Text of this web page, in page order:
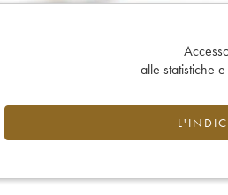
alle statistiche